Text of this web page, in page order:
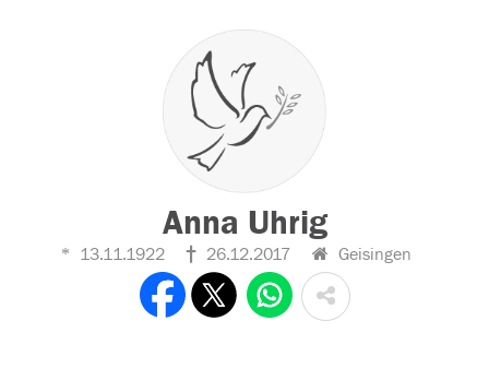
Anna Uhrig
13.11.1922 26.12.2017 Geisingen